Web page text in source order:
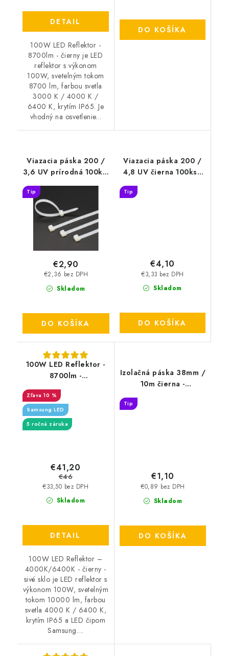
DETAIL
100W LED Reflektor -
8700lm - čierny je LED
reflektor s výkonom
100W, svetelným tokom
8700 lm, farbou svetla
3000 K / 4000 K /
6400 K, krytím IP65. Je
vhodný na osvetlenie...
DO KOŠÍKA
Viazacia páska 200 /
3,6 UV prírodná 100ks-
Tip
Skladom
€2,36 bez DPH
€2,90
DO KOŠÍKA
Viazacia páska 200 /
4,8 UV čierna 100ks -
Tip
Skladom
€3,33 bez DPH
€4,10
DO KOŠÍKA
100W LED Reflektor -
8700lm -
4000K/6400K - čierny
- sivé sklo
10 %
Samsung LED
5 ročná záruka
Skladom
€33,50 bez DPH
€41,20
€46
DETAIL
100W LED Reflektor –
4000K/6400K - čierny -
sivé sklo je LED reflektor s
výkonom 100W, svetelným
tokom 10000 lm, farbou
svetla 4000 K / 6400 K,
krytím IP65 a LED čipom
Samsung....
Izolačná páska 38mm /
10m čierna -
Tip
Skladom
€0,89 bez DPH
€1,10
DO KOŠÍKA